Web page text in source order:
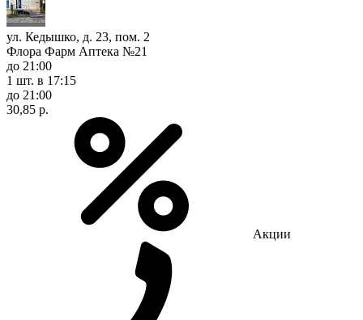
ул. Кедышко, д. 23, пом. 2
Флора Фарм Аптека №21
до 21:00
1 шт. в 17:15
до 21:00
30,85 р.
Акции